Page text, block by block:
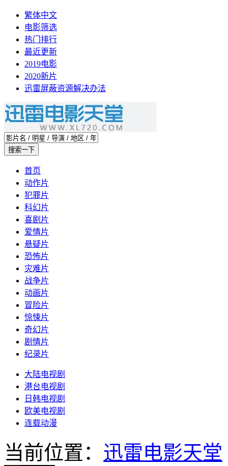
繁体中文
电影筛选
热门排行
最近更新
2019电影
2020新片
迅雷屏蔽资源解决办法
首页
动作片
犯罪片
科幻片
喜剧片
爱情片
悬疑片
恐怖片
灾难片
战争片
动画片
冒险片
惊悚片
奇幻片
剧情片
纪录片
大陆电视剧
港台电视剧
日韩电视剧
欧美电视剧
连载动漫
当前位置： 迅雷电影天堂